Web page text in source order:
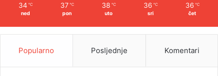
34 ℃
ned
37 ℃
pon
38 ℃
uto
36 ℃
sri
36 ℃
čet
Popularno Posljednje Komentari